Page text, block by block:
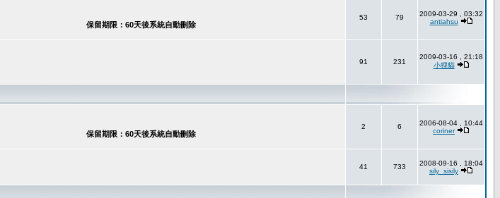
保留期限：60天後系統自動刪除
53 79
2009-03-29 , 03:32
antiahsu
91 231
2009-03-16 , 21:18
小狸貓
保留期限：60天後系統自動刪除
2 6
2006-08-04 , 10:44
coriner
41 733
2008-09-16 , 18:04
sily_sisily